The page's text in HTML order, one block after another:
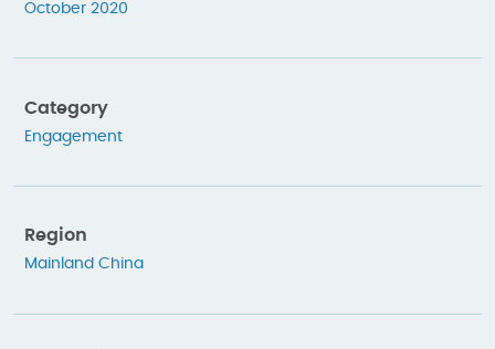
October 2020
Category
Engagement
Region
Mainland China